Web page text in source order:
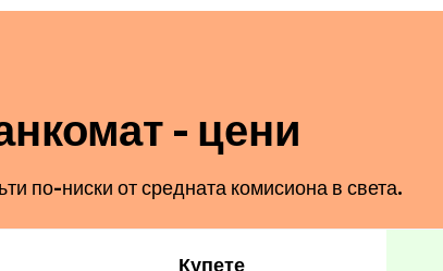
- цени
по-ниски от средната комисиона в света.
Купете